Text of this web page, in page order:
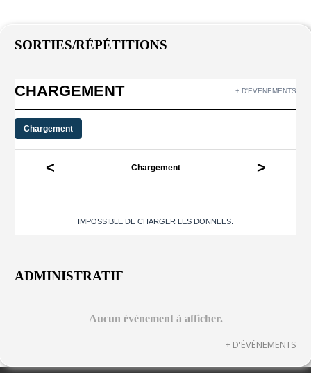
SORTIES/RÉPÉTITIONS
CHARGEMENT + D'EVENEMENTS
Chargement
< Chargement >
IMPOSSIBLE DE CHARGER LES DONNEES.
ADMINISTRATIF
Aucun évènement à afficher.
+ D'ÉVÈNEMENTS